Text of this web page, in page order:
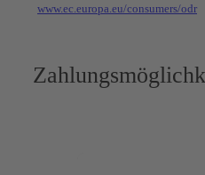
www.ec.europa.eu/consumers/odr